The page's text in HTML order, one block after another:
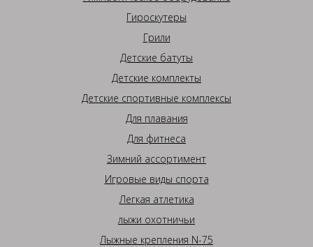
Гироскутеры
Грили
Детские батуты
Детские комплекты
Детские спортивные комплексы
Для плавания
Для фитнеса
Зимний ассортимент
Игровые виды спорта
Легкая атлетика
лыжи охотничьи
Лыжные крепления N-75